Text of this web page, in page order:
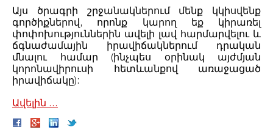
Այս ծրագրի շրջանակներում մենք կկիսվենք
գործիքներով, որոնք կարող եք կիրառել
փոփոխություններին ավելի լավ հարմարվելու և
ճգնաժամային իրավիճակներում դրական
մնալու համար (ինչպես օրինակ այժմյան
կորոնավիրուսի հետևանքով առաջացած
իրավիճակը):
Ավելին ․․․